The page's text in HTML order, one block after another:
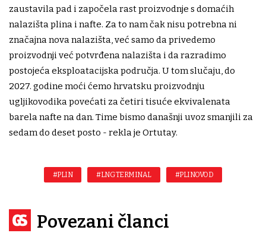
zaustavila pad i započela rast proizvodnje s domaćih
nalazišta plina i nafte. Za to nam čak nisu potrebna ni
značajna nova nalazišta, već samo da privedemo
proizvodnji već potvrđena nalazišta i da razradimo
postojeća eksploatacijska područja. U tom slučaju, do
2027. godine moći ćemo hrvatsku proizvodnju
ugljikovodika povećati za četiri tisuće ekvivalenata
barela nafte na dan. Time bismo današnji uvoz smanjili za
sedam do deset posto - rekla je Ortutay.
#PLIN #LNG TERMINAL #PLINOVOD
Povezani članci